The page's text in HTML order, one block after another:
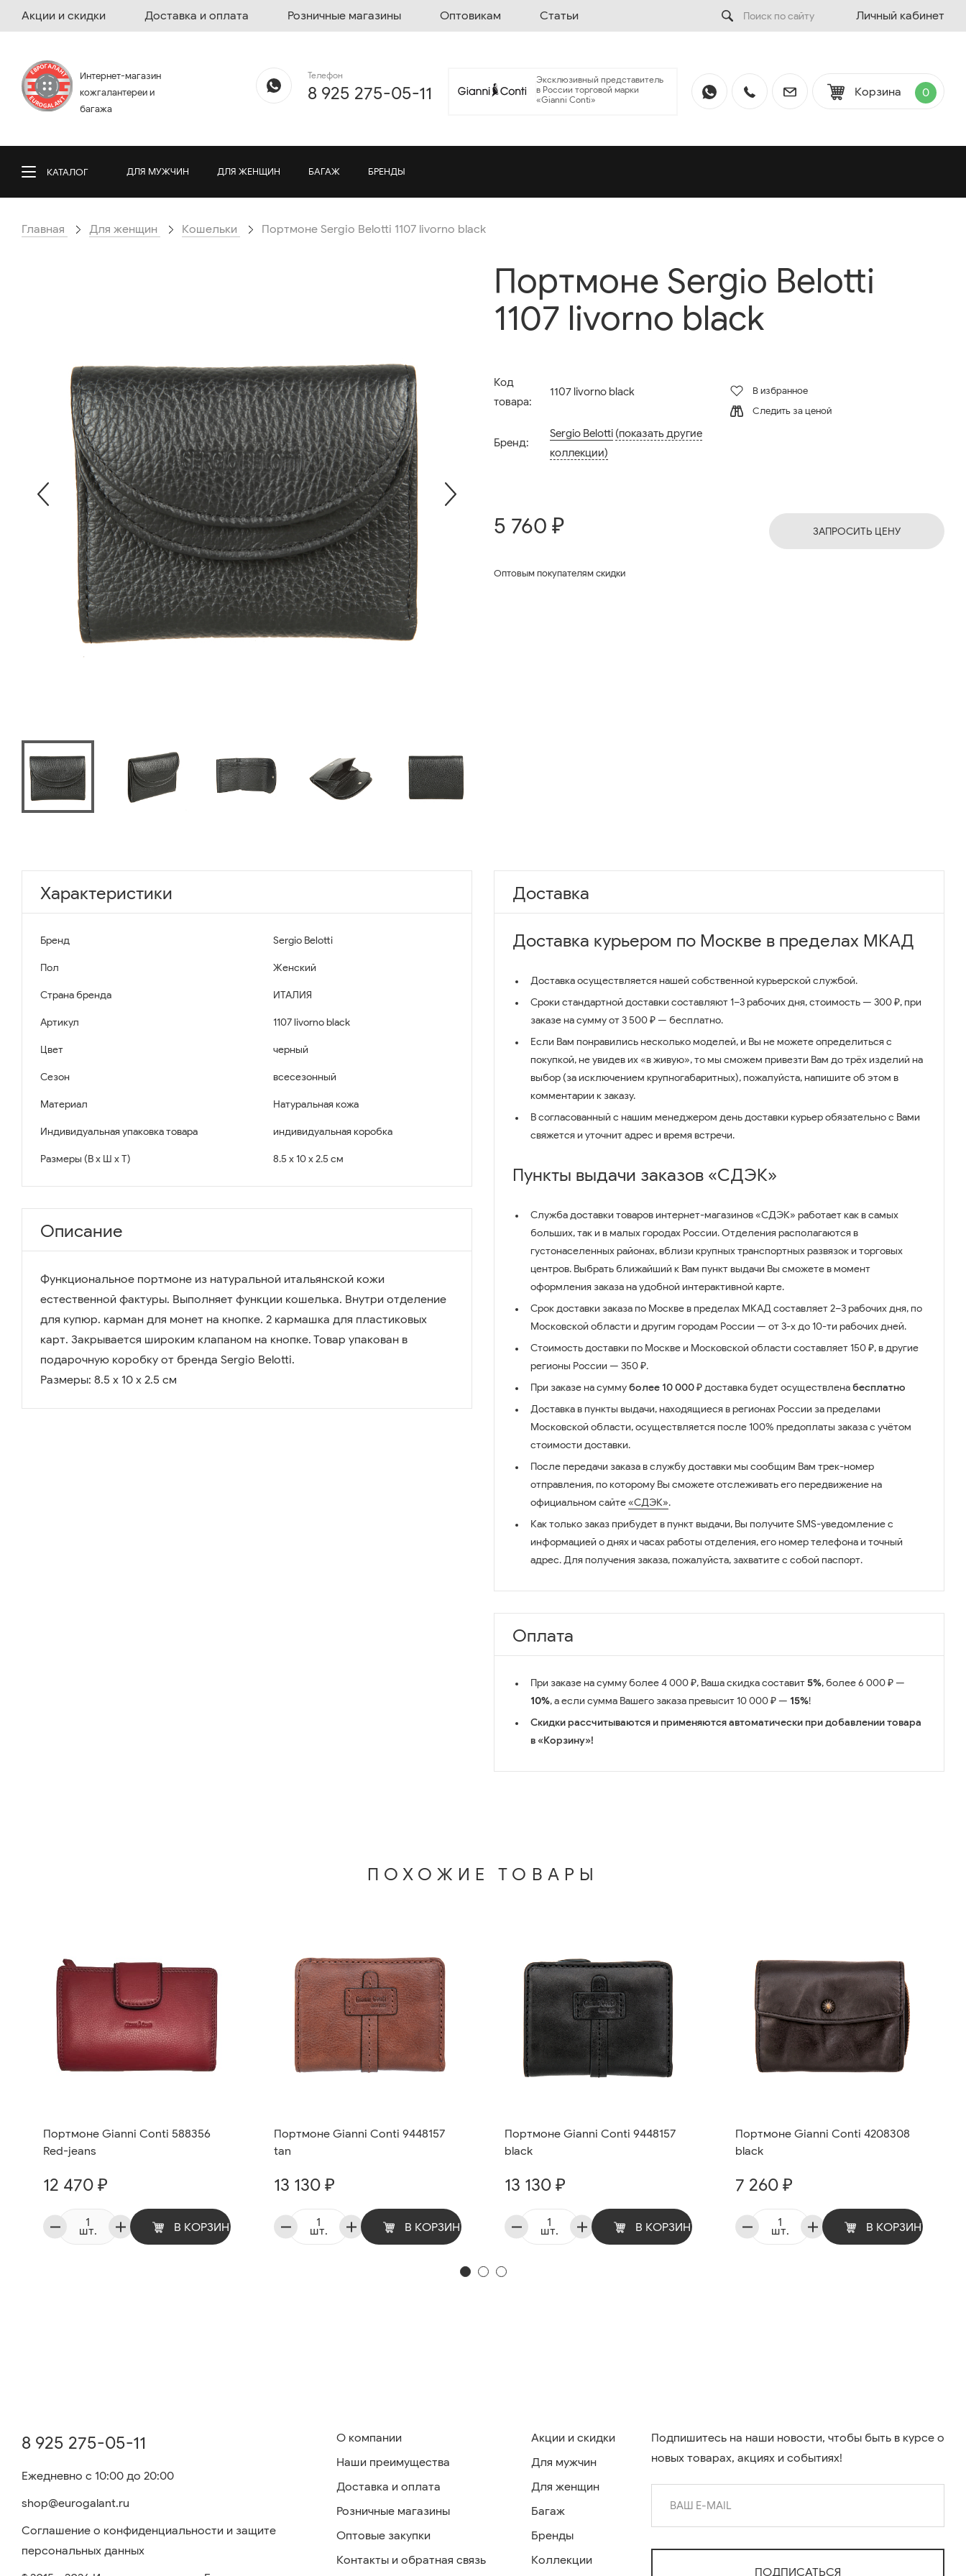
Акции и скидки Доставка и оплата Розничные магазины Оптовикам Статьи Личный кабинет
Интернет-магазин
кожгалантереи и
багажа
Телефон
8 925 275-05-11
Эксклюзивный представитель
в России торговой марки
«Gianni Conti»
Корзина 0
КАТАЛОГ ДЛЯ МУЖЧИН ДЛЯ ЖЕНЩИН БАГАЖ БРЕНДЫ
Главная Для женщин Кошельки Портмоне Sergio Belotti 1107 livorno black
Портмоне Sergio Belotti
1107 livorno black
Код
товара:
1107 livorno black
Бренд:
Sergio Belotti (показать другие
коллекции)
В избранное
Следить за ценой
5 760 ₽
Оптовым покупателям скидки
ЗАПРОСИТЬ ЦЕНУ
Характеристики
Бренд Sergio Belotti
Пол Женский
Страна бренда ИТАЛИЯ
Артикул 1107 livorno black
Цвет черный
Сезон всесезонный
Материал Натуральная кожа
Индивидуальная упаковка товара индивидуальная коробка
Размеры (В x Ш x Т) 8.5 x 10 x 2.5 см
Описание
Функциональное портмоне из натуральной итальянской кожи
естественной фактуры. Выполняет функции кошелька. Внутри отделение
для купюр. карман для монет на кнопке. 2 кармашка для пластиковых
карт. Закрывается широким клапаном на кнопке. Товар упакован в
подарочную коробку от бренда Sergio Belotti.
Размеры: 8.5 х 10 х 2.5 см
Доставка
Доставка курьером по Москве в пределах МКАД
Доставка осуществляется нашей собственной курьерской службой.
Сроки стандартной доставки составляют 1–3 рабочих дня, стоимость — 300 ₽, при
заказе на сумму от 3 500 ₽ — бесплатно.
Если Вам понравились несколько моделей, и Вы не можете определиться с
покупкой, не увидев их «в живую», то мы сможем привезти Вам до трёх изделий на
выбор (за исключением крупногабаритных), пожалуйста, напишите об этом в
комментарии к заказу.
В согласованный с нашим менеджером день доставки курьер обязательно с Вами
свяжется и уточнит адрес и время встречи.
Пункты выдачи заказов «СДЭК»
Служба доставки товаров интернет-магазинов «СДЭК» работает как в самых
больших, так и в малых городах России. Отделения располагаются в
густонаселенных районах, вблизи крупных транспортных развязок и торговых
центров. Выбрать ближайший к Вам пункт выдачи Вы сможете в момент
оформления заказа на удобной интерактивной карте.
Срок доставки заказа по Москве в пределах МКАД составляет 2–3 рабочих дня, по
Московской области и другим городам России — от 3-х до 10-ти рабочих дней.
Стоимость доставки по Москве и Московской области составляет 150 ₽, в другие
регионы России — 350 ₽.
При заказе на суммуболее 10 000 ₽доставка будет осуществленабесплатно
Доставка в пункты выдачи, находящиеся в регионах России за пределами
Московской области, осуществляется после 100% предоплаты заказа с учётом
стоимости доставки.
После передачи заказа в службу доставки мы сообщим Вам трек-номер
отправления, по которому Вы сможете отслеживать его передвижение на
официальном сайте«СДЭК».
Как только заказ прибудет в пункт выдачи, Вы получите SMS-уведомление с
информацией о днях и часах работы отделения, его номер телефона и точный
адрес. Для получения заказа, пожалуйста, захватите с собой паспорт.
Оплата
При заказе на сумму более 4 000 ₽, Ваша скидка составит5%, более 6 000 ₽ —
10%, а если сумма Вашего заказа превысит 10 000 ₽ — 15%!
Скидки рассчитываются и применяются автоматически при добавлении товара
в «Корзину»!
ПОХОЖИЕ ТОВАРЫ
Портмоне Gianni Conti 588356
Red-jeans
12 470 ₽
шт. В КОРЗИНУ
Портмоне Gianni Conti 9448157
tan
13 130 ₽
шт. В КОРЗИНУ
Портмоне Gianni Conti 9448157
black
13 130 ₽
шт. В КОРЗИНУ
Портмоне Gianni Conti 4208308
black
7 260 ₽
шт. В КОРЗИНУ
8 925 275-05-11
Ежедневно с 10:00 до 20:00
shop@eurogalant.ru
Соглашение о конфиденциальности и защите
персональных данных
О компании
Наши преимущества
Доставка и оплата
Розничные магазины
Оптовые закупки
Контакты и обратная связь
Акции и скидки
Для мужчин
Для женщин
Багаж
Бренды
Коллекции
Подпишитесь на наши новости, чтобы быть в курсе о
новых товарах, акциях и событиях!